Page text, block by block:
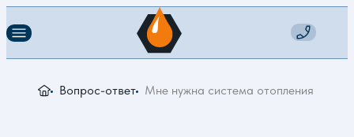
Вопрос-ответ Мне нужна система отопления в дом